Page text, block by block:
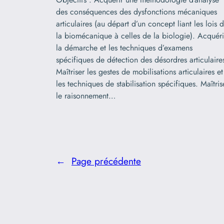
des conséquences des dysfonctions mécaniques
articulaires (au départ d’un concept liant les lois
la biomécanique à celles de la biologie).
la démarche et les techniques d’examens
spécifiques de détection des désordres
Maîtriser les gestes de mobilisations articulaires et
les techniques de stabilisation spécifiques.
le raisonnement…
← Page précédente